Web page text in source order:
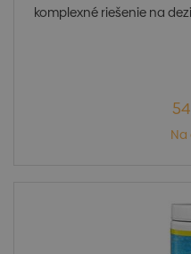
komplexné riešenie na